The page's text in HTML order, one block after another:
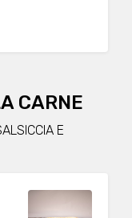
CARNE
E